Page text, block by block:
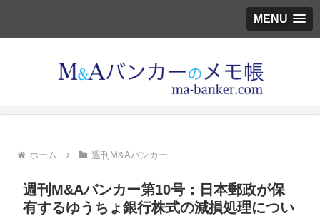
MENU
ホーム 週刊M&Aバンカー
週刊M&Aバンカー第10号：日本郵政が保
有するゆうちょ銀行株式の減損処理につい